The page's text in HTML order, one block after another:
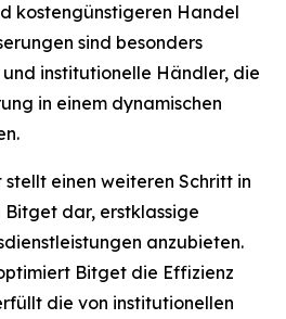
kostengünstigeren Handel
sind besonders
institutionelle Händler, die
in einem dynamischen
einen weiteren Schritt in
Bitget dar, erstklassige
anzubieten.
Bitget die Effizienz
die von institutionellen